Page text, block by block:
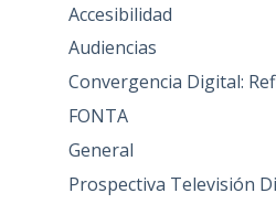
Accesibilidad
Audiencias
Convergencia Digital:
FONTA
General
Prospectiva Televisión